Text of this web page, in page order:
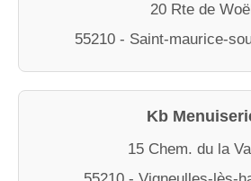
20 Rte de Woël
55210 - Saint-maurice-
Kb
15 Chem. du la